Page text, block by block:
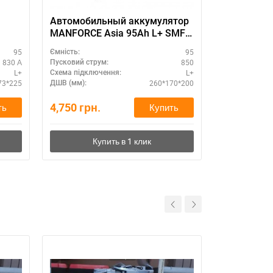
95
830 А
L+
Автомобильный аккумулятор
MANFORCE Asia 95Ah L+ SMF –
Ємність: 95
Пусковий струм: 850
Схема підключення: L+
ДШВ (мм): 260*170*200
4,750 грн. Купить